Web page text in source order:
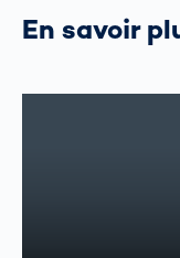
En savoir